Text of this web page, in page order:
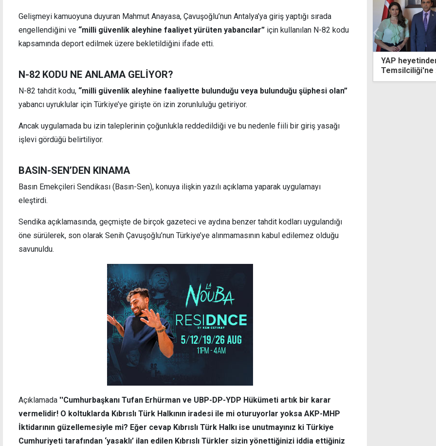
Gelişmeyi kamuoyuna duyuran Mahmut Anayasa, Çavuşoğlu’nun Antalya’ya giriş yaptığı sırada
engellendiğini ve “milli güvenlik aleyhine faaliyet yürüten yabancılar” için kullanılan N-82 kodu
kapsamında deport edilmek üzere bekletildiğini ifade etti.
N-82 KODU NE ANLAMA GELİYOR?
N-82 tahdit kodu, “milli güvenlik aleyhine faaliyette bulunduğu veya bulunduğu şüphesi olan”
yabancı uyruklular için Türkiye’ye girişte ön izin zorunluluğu getiriyor.
Ancak uygulamada bu izin taleplerinin çoğunlukla reddedildiği ve bu nedenle fiili bir giriş yasağı
işlevi gördüğü belirtiliyor.
BASIN-SEN’DEN KINAMA
Basın Emekçileri Sendikası (Basın-Sen), konuya ilişkin yazılı açıklama yaparak uygulamayı
eleştirdi.
Sendika açıklamasında, geçmişte de birçok gazeteci ve aydına benzer tahdit kodları uygulandığı
öne sürülerek, son olarak Senih Çavuşoğlu’nun Türkiye’ye alınmamasının kabul edilemez olduğu
savunuldu.
Açıklamada ''Cumhurbaşkanı Tufan Erhürman ve UBP-DP-YDP Hükümeti artık bir karar
vermelidir! O koltuklarda Kıbrıslı Türk Halkının iradesi ile mi oturuyorlar yoksa AKP-MHP
İktidarının güzellemesiyle mi? Eğer cevap Kıbrıslı Türk Halkı ise unutmayınız ki Türkiye
Cumhuriyeti tarafından ‘yasaklı’ ilan edilen Kıbrıslı Türkler sizin yönettiğinizi iddia ettiğiniz
önlem" çağrısı